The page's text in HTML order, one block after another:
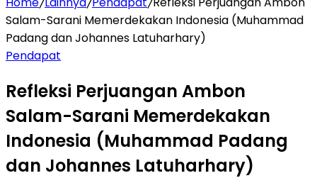
Salam-Sarani Memerdekakan Indonesia (Muhammad
Padang dan Johannes Latuharhary)
Pendapat
Refleksi Perjuangan Ambon
Salam-Sarani Memerdekakan
Indonesia (Muhammad Padang
dan Johannes Latuharhary)